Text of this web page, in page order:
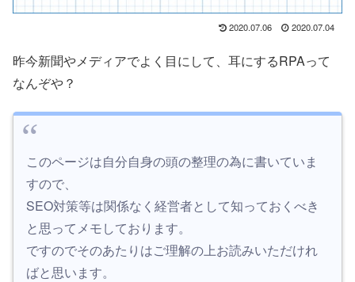
2020.07.06 2020.07.04
昨今新聞やメディアでよく目にして、耳にするRPAって
なんぞや？
このページは自分自身の頭の整理の為に書いていま
すので、
SEO対策等は関係なく経営者として知っておくべき
と思ってメモしております。
ですのでそのあたりはご理解の上お読みいただけれ
ばと思います。